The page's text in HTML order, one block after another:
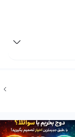
به‌روز، شما را در
و ضرر شما به صورت
با مراجعه به